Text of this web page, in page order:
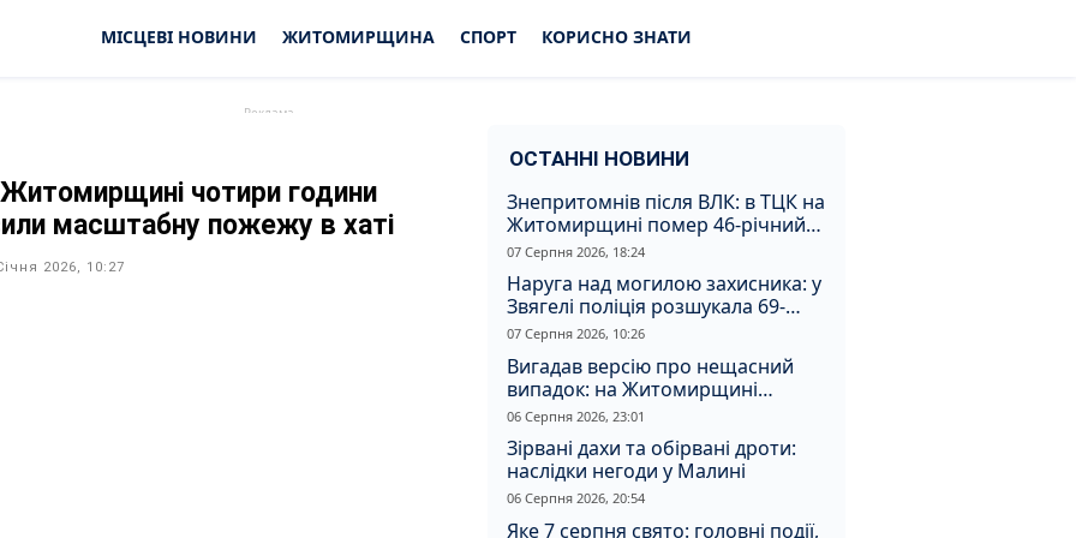
МІСЦЕВІ НОВИНИ ЖИТОМИРЩИНА СПОРТ КОРИСНО ЗНАТИ
чотири години
масштабну пожежу в хаті
2026, 10:27
ОСТАННІ НОВИНИ
Знепритомнів після ВЛК: в ТЦК на
Житомирщині помер 46-річний
чоловік
07 Серпня 2026, 18:24
Наруга над могилою захисника: у
Звягелі поліція розшукала 69-
річного зловмисника
07 Серпня 2026, 10:26
Вигадав версію про нещасний
випадок: на Житомирщині
судитимуть чоловіка за вбивство
співмешканки
06 Серпня 2026, 23:01
Зірвані дахи та обірвані дроти:
наслідки негоди у Малині
06 Серпня 2026, 20:54
Яке 7 серпня свято: головні події,